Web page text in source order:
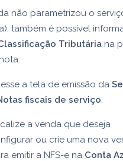
não parametrizou o
também é possível
Tributária na
a tela de emissão da
fiscais de serviço
a venda que deseja
ou crie uma nova
emitir a NFS-e na Conta